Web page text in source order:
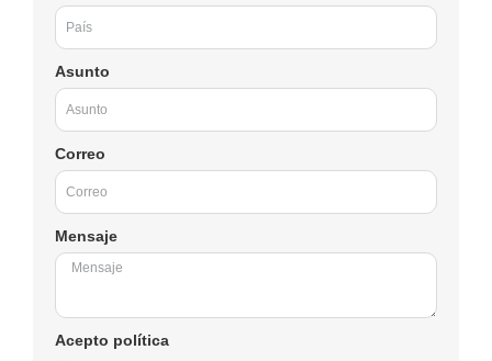
Asunto
Correo
Mensaje
Acepto política